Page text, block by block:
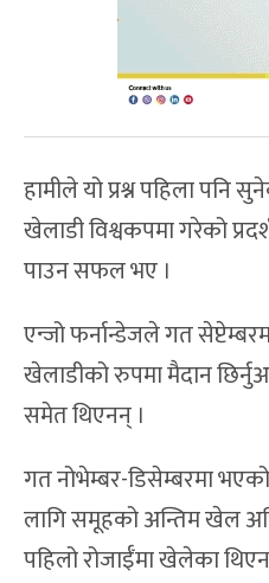
हामीले यो प्रश्न पहिला पनि
खेलाडी विश्वकपमा गरेको
पाउन सफल भए ।
एन्जो फर्नान्डेजले गत
खेलाडीको रुपमा मैदान
समेत थिएनन् ।
गत नोभेम्बर-डिसेम्बरमा
लागि समूहको अन्तिम खेल
पहिलो रोजाईँमा खेलेका